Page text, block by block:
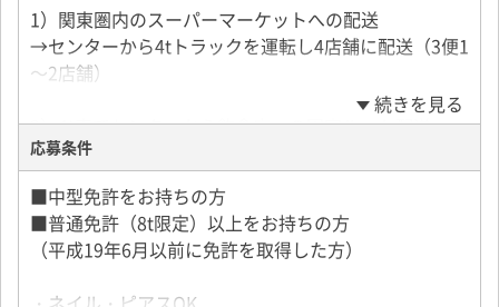
1）関東圏内のスーパーマーケットへの配送
→センターから4tトラックを運転し4店舗に配送（3便1
～2店舗）
2）4t車でセンターから飲食店への固定ルート配送
→配送先エリアは関東圏内で最大1便・15店舗
・配送品はチルド・冷凍食品！
→パレットと手積み手下ろし一部あり
【メンバー構成(掲載時点)】
続きを見る
応募条件
■中型免許をお持ちの方
■普通免許（8t限定）以上をお持ちの方
（平成19年6月以前に免許を取得した方）